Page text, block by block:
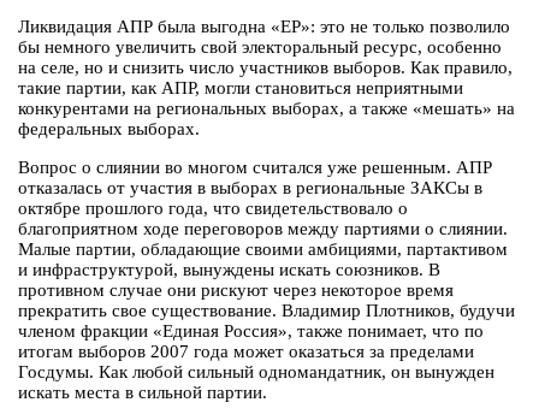
Ликвидация АПР была выгодна «ЕР»: это не только позволило
бы немного увеличить свой электоральный ресурс, особенно
на селе, но и снизить число участников выборов. Как правило,
такие партии, как АПР, могли становиться неприятными
конкурентами на региональных выборах, а также «мешать» на
федеральных выборах.
Вопрос о слиянии во многом считался уже решенным. АПР
отказалась от участия в выборах в региональные ЗАКСы в
октябре прошлого года, что свидетельствовало о
благоприятном ходе переговоров между партиями о слиянии.
Малые партии, обладающие своими амбициями, партактивом
и инфраструктурой, вынуждены искать союзников. В
противном случае они рискуют через некоторое время
прекратить свое существование. Владимир Плотников, будучи
членом фракции «Единая Россия», также понимает, что по
итогам выборов 2007 года может оказаться за пределами
Госдумы. Как любой сильный одномандатник, он вынужден
искать места в сильной партии.